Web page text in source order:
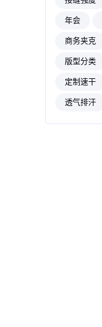
年会
商务夹克
版型分类
定制速干
透气排汗